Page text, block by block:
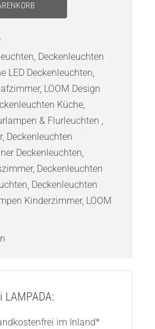
, Deckenleuchten
LED Deckenleuchten,
, LOOM Design
Küche,
& Flurleuchten ,
, Deckenleuchten
Deckenleuchten,
, Deckenleuchten
, Deckenleuchten
Kinderzimmer, LOOM
im Inland*